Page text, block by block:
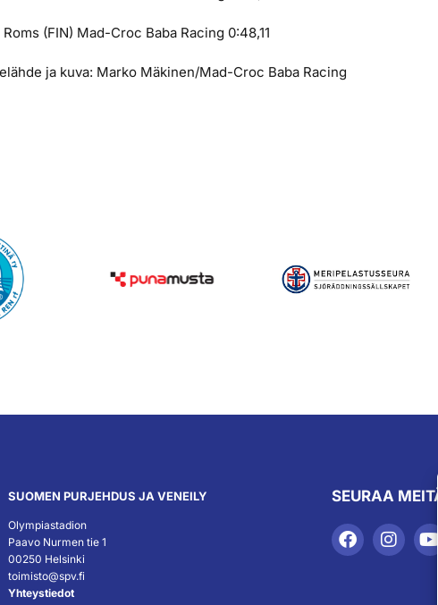
(FIN) Mad-Croc Baba Racing 0:48,11
ja kuva: Marko Mäkinen/Mad-Croc Baba Racing
SUOMEN PURJEHDUS JA VENEILY
Olympiastadion
Paavo Nurmen tie 1
00250 Helsinki
toimisto@spv.fi
Yhteystiedot
SEURAA MEITÄ